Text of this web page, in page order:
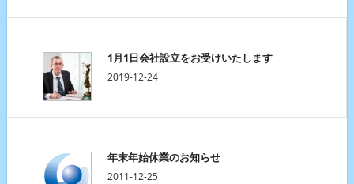
1月1日会社設立をお受けいたします
2019-12-24
年末年始休業のお知らせ
2011-12-25